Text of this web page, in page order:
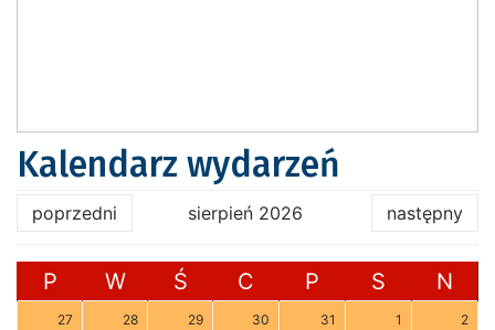
Kalendarz wydarzeń
poprzedni sierpień 2026 następny
P W Ś C P S N
27 28 29 30 31 1 2